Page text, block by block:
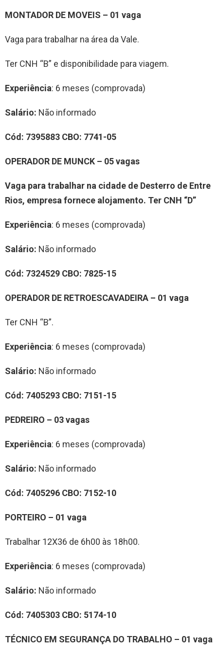
MONTADOR DE MOVEIS – 01 vaga
Vaga para trabalhar na área da Vale.
Ter CNH “B” e disponibilidade para viagem.
Experiência: 6 meses (comprovada)
Salário: Não informado
Cód: 7395883 CBO: 7741-05
OPERADOR DE MUNCK – 05vagas
Vaga para trabalhar na cidade de Desterro de Entre
Rios, empresa fornece alojamento. Ter CNH “D”
Experiência: 6 meses (comprovada)
Salário: Não informado
Cód: 7324529 CBO: 7825-15
OPERADOR DE RETROESCAVADEIRA – 01 vaga
Ter CNH “B”.
Experiência: 6 meses (comprovada)
Salário: Não informado
Cód: 7405293 CBO: 7151-15
PEDREIRO – 03vagas
Experiência: 6 meses (comprovada)
Salário: Não informado
Cód: 7405296 CBO: 7152-10
PORTEIRO – 01 vaga
Trabalhar 12X36 de 6h00 às 18h00.
Experiência: 6 meses (comprovada)
Salário: Não informado
Cód: 7405303 CBO: 5174-10
TÉCNICO EM SEGURANÇA DO TRABALHO – 01 vaga